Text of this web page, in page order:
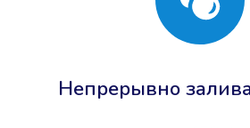
Непрерывно